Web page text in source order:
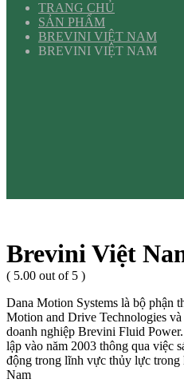
TRANG CHỦ
SẢN PHẨM
BREVINI VIỆT NAM
BREVINI VIỆT NAM
Brevini Việt
( 5.00 out of 5 )
Dana Motion Systems là bộ phận
Motion and Drive Technologies
doanh nghiệp Brevini Fluid
lập vào năm 2003 thông qua việc
động trong lĩnh vực thủy lực
Nam